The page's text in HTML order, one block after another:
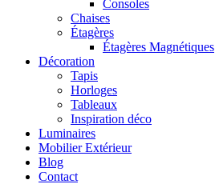
Consoles
Chaises
Étagères
Étagères Magnétiques
Décoration
Tapis
Horloges
Tableaux
Inspiration déco
Luminaires
Mobilier Extérieur
Blog
Contact